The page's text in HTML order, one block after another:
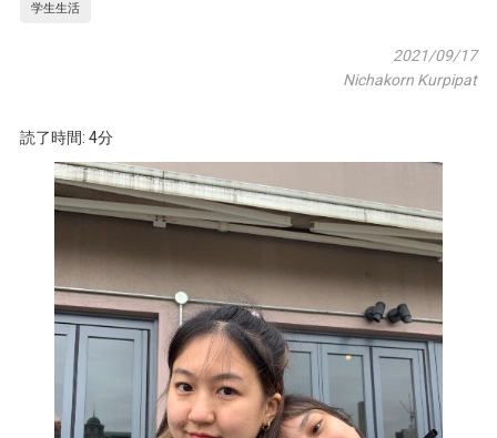
学生生活
2021/09/17
Nichakorn Kurpipat
読了時間: 4分